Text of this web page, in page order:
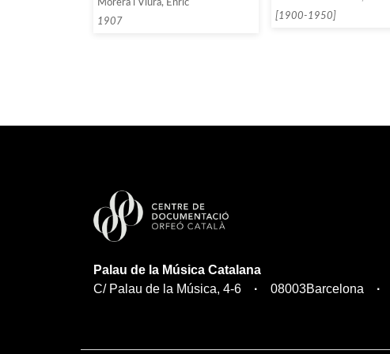
Morera i Viura, Enric
1907
[1900-1950]
Palau de la Música Catalana
C/ Palau de la Música, 4-6
08003Barcelona